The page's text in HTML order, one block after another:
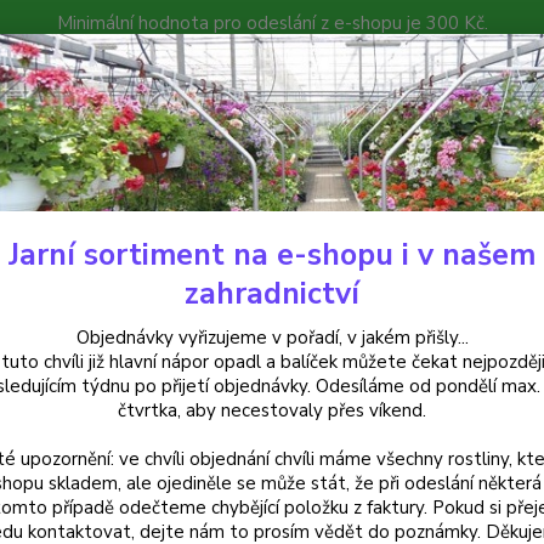
Minimální hodnota pro odeslání z e-shopu je 300 Kč.
můžete čekat nejpozději v následujícím týdnu po přijetí
Poradna Kontakty
Hledat
Fuchsie Garden News Fuchsie - cena za kus v 3-kusovém balení
News Fuchsie - cena za
květy,
Jarní sortiment na e-shopu i v našem
zahradnictví
Objednávky vyřizujeme v pořadí, v jakém přišly...
chvíli již hlavní nápor opadl a balíček můžete čekat
týdnu po přijetí objednávky. Odesíláme od pondělí
čtvrtka, aby necestovaly přes víkend.
upozornění: ve chvíli objednání chvíli máme všechny rostliny,
skladem, ale ojediněle se může stát, že při odeslání některá
případě odečteme chybějící položku z faktury. Pokud si
kontaktovat, dejte nám to prosím vědět do poznámky.